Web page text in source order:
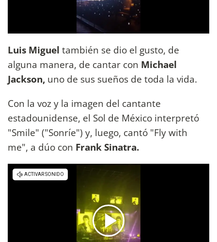
Luis Miguel también se dio el gusto, de
alguna manera, de cantar con Michael
Jackson, uno de sus sueños de toda la vida.
Con la voz y la imagen del cantante
estadounidense, el Sol de México interpretó
"Smile" ("Sonríe") y, luego, cantó "Fly with
me", a dúo con Frank Sinatra.